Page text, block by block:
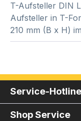
T-Aufsteller DIN
Aufsteller in T-
210 mm (B x H)
Service-Hotline
Shop Service